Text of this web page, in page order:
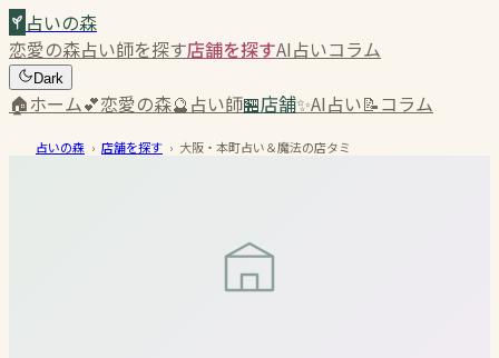
占いの森
恋愛の森占い師を探す店舗を探すAI占いコラム
Dark
🏠ホーム💕恋愛の森🔮占い師🏪店舗✨AI占い📝コラム
占いの森 › 店舗を探す › 大阪・本町占い＆魔法の店タミ